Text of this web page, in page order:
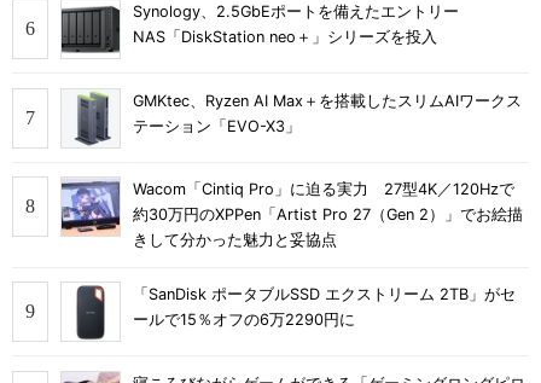
Synology、2.5GbEポートを備えたエントリー
NAS「DiskStation neo＋」シリーズを投入
GMKtec、Ryzen AI Max＋を搭載したスリムAIワークス
テーション「EVO-X3」
Wacom「Cintiq Pro」に迫る実力 27型4K／120Hzで
約30万円のXPPen「Artist Pro 27（Gen 2）」でお絵描
きして分かった魅力と妥協点
「SanDisk ポータブルSSD エクストリーム 2TB」がセ
ールで15％オフの6万2290円に